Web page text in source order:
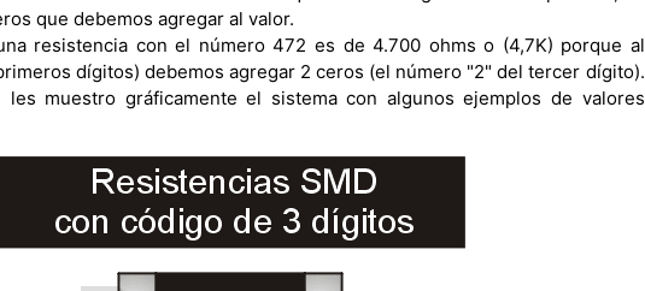
que debemos agregar al valor.
resistencia con el número 472 es de 4.700 ohms o (4,7K) porque al
dígitos) debemos agregar 2 ceros (el número "2" del tercer dígito).
muestro gráficamente el sistema con algunos ejemplos de valores